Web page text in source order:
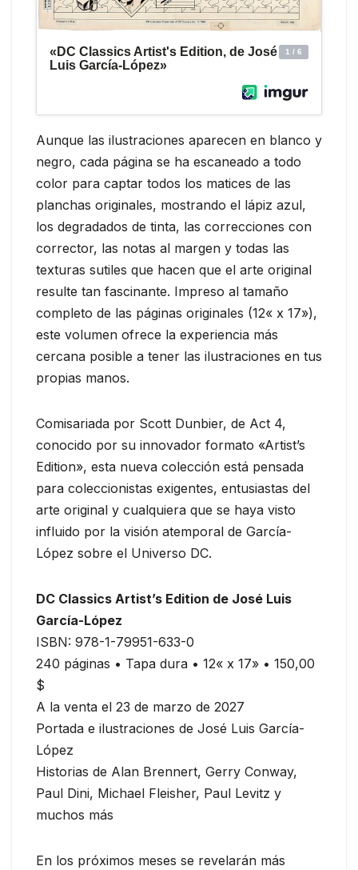
Aunque las ilustraciones aparecen en blanco y
negro, cada página se ha escaneado a todo
color para captar todos los matices de las
planchas originales, mostrando el lápiz azul,
los degradados de tinta, las correcciones con
corrector, las notas al margen y todas las
texturas sutiles que hacen que el arte original
resulte tan fascinante. Impreso al tamaño
completo de las páginas originales (12« x 17»),
este volumen ofrece la experiencia más
cercana posible a tener las ilustraciones en tus
propias manos.
Comisariada por Scott Dunbier, de Act 4,
conocido por su innovador formato «Artist’s
Edition», esta nueva colección está pensada
para coleccionistas exigentes, entusiastas del
arte original y cualquiera que se haya visto
influido por la visión atemporal de García-
López sobre el Universo DC.
DC Classics Artist’s Edition de José Luis
García-López
ISBN: 978-1-79951-633-0
240 páginas • Tapa dura • 12« x 17» • 150,00
$
A la venta el 23 de marzo de 2027
Portada e ilustraciones de José Luis García-
López
Historias de Alan Brennert, Gerry Conway,
Paul Dini, Michael Fleisher, Paul Levitz y
muchos más
En los próximos meses se revelarán más